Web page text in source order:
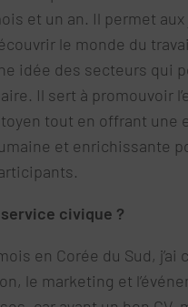
et un an. Il permet
le monde du
idée des secteurs qui
Il sert à promouvoir
tout en offrant une
et enrichissante
civique ?
en Corée du Sud, j’ai
le marketing et